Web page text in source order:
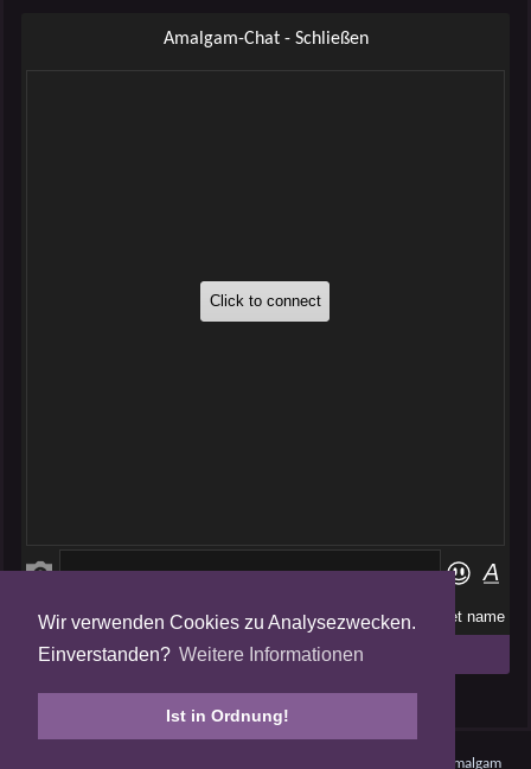
Wir verwenden Cookies zu Analysezwecken.
Einverstanden? Weitere Informationen
Ist in Ordnung!
Amalgam-Chat - Schließen
Folge uns auf
Tweets by AmalgamFansubs
Amalgam